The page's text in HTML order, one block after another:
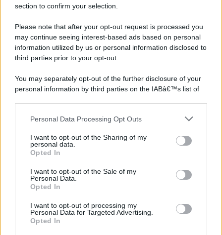
section to confirm your selection.
Please note that after your opt-out request is processed you
may continue seeing interest-based ads based on personal
information utilized by us or personal information disclosed to
third parties prior to your opt-out.
You may separately opt-out of the further disclosure of your
personal information by third parties on the IABâ€™s list of
This information may also be disclosed by us to third parties
further disclose it to other third parties.
Please note that this website/app uses one or more Google
services and may gather and store information including but
not limited to your visit or usage behaviour. You may click to
grant or deny consent to Google and its third-party tags to
consent section.
Personal Data Processing Opt Outs
I want to opt-out of the Sharing of my
personal data.
Opted In
I want to opt-out of the Sale of my
Personal Data.
Opted In
I want to opt-out of processing my
Personal Data for Targeted Advertising.
Opted In